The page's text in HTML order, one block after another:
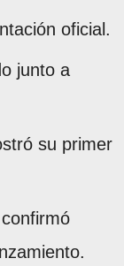
oficial.
junto a
su primer
confirmó